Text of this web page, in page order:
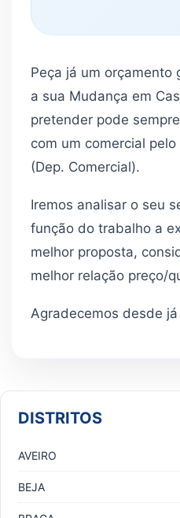
Peça já um orçamento
a sua Mudança em
pretender pode
com um comercial pelo
(Dep. Comercial).
Iremos analisar o seu
função do trabalho a
melhor proposta,
melhor relação preço/
Agradecemos desde
DISTRITOS
AVEIRO
BEJA